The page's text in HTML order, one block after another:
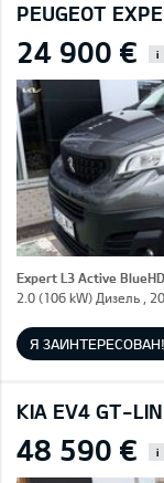
PEUGEOT
24 900 € i
Expert L3 Active
2.0 (106 kW) Дизель ,
Я ЗАИНТЕРЕСОВАН!
KIA EV4 GT-
48 590 € i